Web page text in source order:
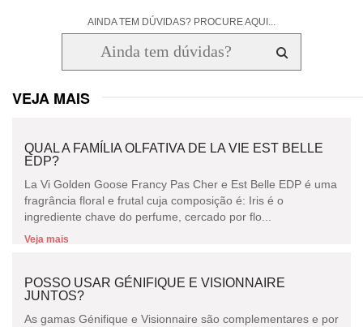
AINDA TEM DÚVIDAS? PROCURE AQUI...
VEJA MAIS
QUAL A FAMÍLIA OLFATIVA DE LA VIE EST BELLE
EDP?
La Vi Golden Goose Francy Pas Cher e Est Belle EDP é uma
fragrância floral e frutal cuja composição é: Iris é o
ingrediente chave do perfume, cercado por flo...
Veja mais
POSSO USAR GÉNIFIQUE E VISIONNAIRE
JUNTOS?
As gamas Génifique e Visionnaire são complementares e por